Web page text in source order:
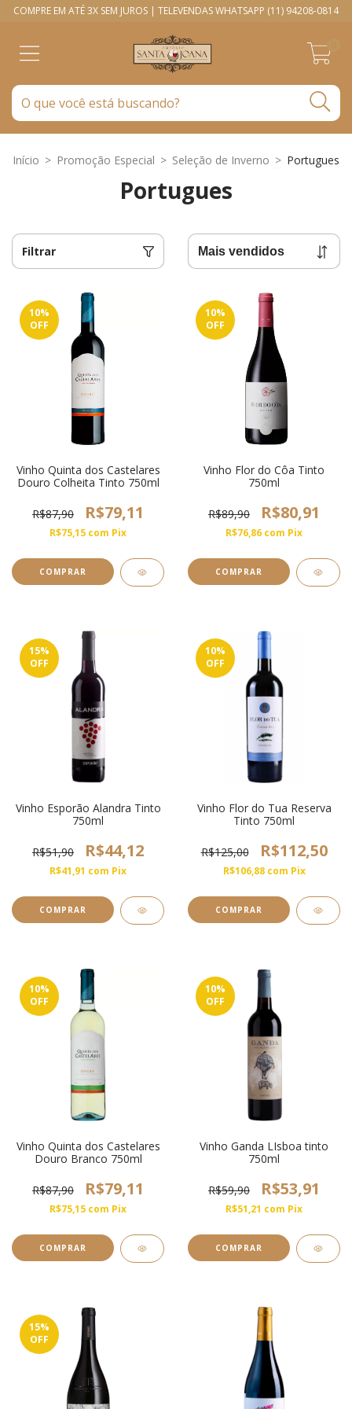
COMPRE EM ATÉ 3X SEM JUROS | TELEVENDAS WHATSAPP (11) 94208-0814
Início > Promoção Especial > Seleção de Inverno > Portugues
Portugues
Filtrar
10%
OFF
Vinho Quinta dos Castelares
Douro Colheita Tinto 750ml
R$87,90 R$79,11
R$75,15 com Pix
10%
OFF
Vinho Flor do Côa Tinto
750ml
R$89,90 R$80,91
R$76,86 com Pix
15%
OFF
Vinho Esporão Alandra Tinto
750ml
R$51,90 R$44,12
R$41,91 com Pix
10%
OFF
Vinho Flor do Tua Reserva
Tinto 750ml
R$125,00 R$112,50
R$106,88 com Pix
10%
OFF
Vinho Quinta dos Castelares
Douro Branco 750ml
R$87,90 R$79,11
R$75,15 com Pix
10%
OFF
Vinho Ganda LIsboa tinto
750ml
R$59,90 R$53,91
R$51,21 com Pix
15%
OFF